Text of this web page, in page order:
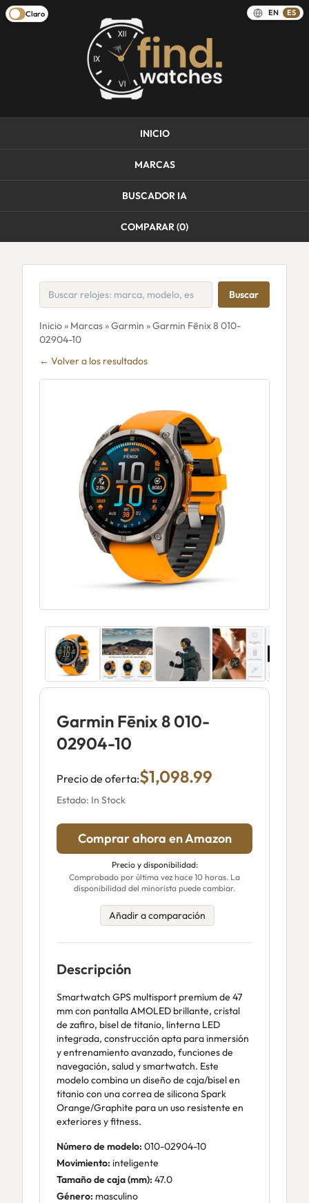
Claro EN ES
INICIO
MARCAS
BUSCADOR IA
COMPARAR (0)
Buscar
Inicio» Marcas»Garmin » Garmin Fēnix 8 010-
02904-10
← Volver a los resultados
Garmin Fēnix 8 010-
02904-10
Precio de oferta:$1,098.99
Estado: In Stock
Comprar ahora en Amazon
Precio y disponibilidad:
Comprobado por última vez hace 10 horas. La
disponibilidad del minorista puede cambiar.
Añadir a comparación
Descripción
Smartwatch GPS multisport premium de 47
mm con pantalla AMOLED brillante, cristal
de zafiro, bisel de titanio, linterna LED
integrada, construcción apta para inmersión
y entrenamiento avanzado, funciones de
navegación, salud y smartwatch. Este
modelo combina un diseño de caja/bisel en
titanio con una correa de silicona Spark
Orange/Graphite para un uso resistente en
exteriores y fitness.
Número de modelo: 010-02904-10
Movimiento: inteligente
Tamaño de caja (mm): 47.0
Género: masculino